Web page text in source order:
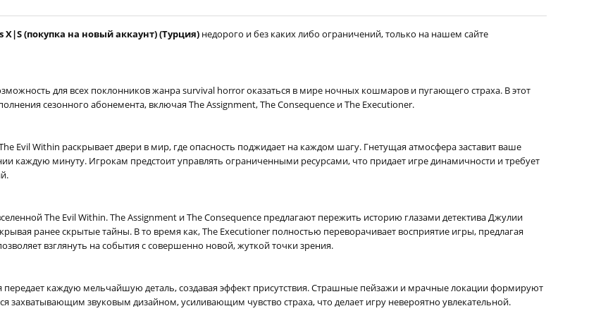
(покупка на новый аккаунт) (Турция) недорого и без каких либо ограничений, только на нашем сайте
для всех поклонников жанра survival horror оказаться в мире ночных кошмаров и пугающего страха. В этот
сезонного абонемента, включая The Assignment, The Consequence и The Executioner.
Evil Within раскрывает двери в мир, где опасность поджидает на каждом шагу. Гнетущая атмосфера заставит ваше
каждую минуту. Игрокам предстоит управлять ограниченными ресурсами, что придает игре динамичности и требует
The Evil Within. The Assignment и The Consequence предлагают пережить историю глазами детектива Джулии
ранее скрытые тайны. В то время как, The Executioner полностью переворачивает восприятие игры, предлагая
взглянуть на события с совершенно новой, жуткой точки зрения.
передает каждую мельчайшую деталь, создавая эффект присутствия. Страшные пейзажи и мрачные локации формируют
захватывающим звуковым дизайном, усиливающим чувство страха, что делает игру невероятно увлекательной.